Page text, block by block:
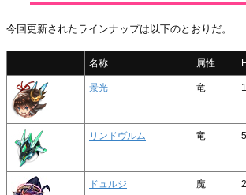
今回更新されたラインナップは以下のとおりだ。
名称 属性
景光 竜
リンドヴルム 竜
ドュルジ 魔